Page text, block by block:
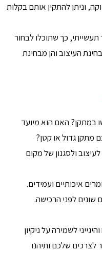
וניתן להתקין אותם בקלות
תעשייתי, כך שתוכלו לבחור
העיצוב והן מבחינת
במתקן? האם הוא מיועד
מתקן גדול או קטן?
ולסגנון של מקום
איכותיים ועמידים.
שונים לפני הרכישה.
לשמירה על ניקיון
שלכם ותיהנו